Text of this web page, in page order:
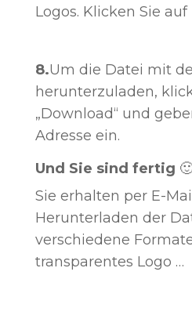
Logos. Klicken Sie auf
8.Um die Datei mit
herunterzuladen,
„Download“ und
Adresse ein.
Und Sie sind fertig
Sie erhalten per E-
Herunterladen der
verschiedene
transparentes Logo …